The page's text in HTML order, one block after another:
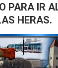
PARA IR
HERAS.